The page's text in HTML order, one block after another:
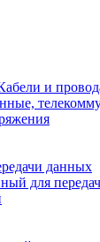
и
данных
для